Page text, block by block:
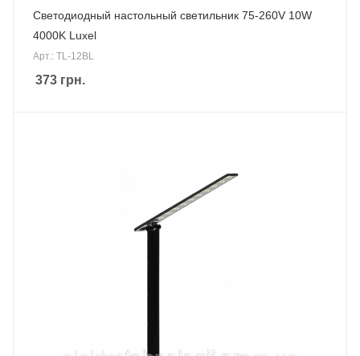
Светодиодный настольный светильник 75-260V 10W
4000K Luxel
Арт.: TL-12BL
373 грн.